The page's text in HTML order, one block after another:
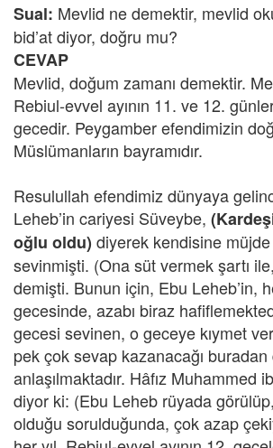
Sual: Mevlid ne demektir, mevlid
bid’at diyor, doğru mu?
CEVAP
Mevlid, doğum zamanı demektir.
Rebiul-evvel ayının 11. ve 12.
gecedir. Peygamber efendimizin
Müslümanların bayramıdır.
Resulullah efendimiz dünyaya
Leheb’in cariyesi Süveybe,
oğlu oldu) diyerek kendisine
sevinmişti. (Ona süt vermek şartı
demişti. Bunun için, Ebu Leheb’in,
gecesinde, azabı biraz
gecesi sevinen, o geceye kıymet
pek çok sevap kazanacağı buradan
anlaşılmaktadır. Hâfız Muhammed
diyor ki: (Ebu Leheb rüyada
olduğu sorulduğunda, çok azap